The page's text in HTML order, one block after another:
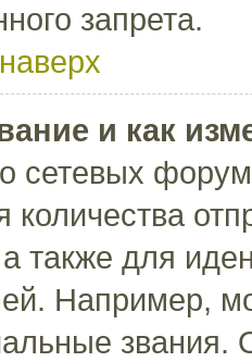
запрета.
и как
сетевых
количества
также для
Например,
звания.